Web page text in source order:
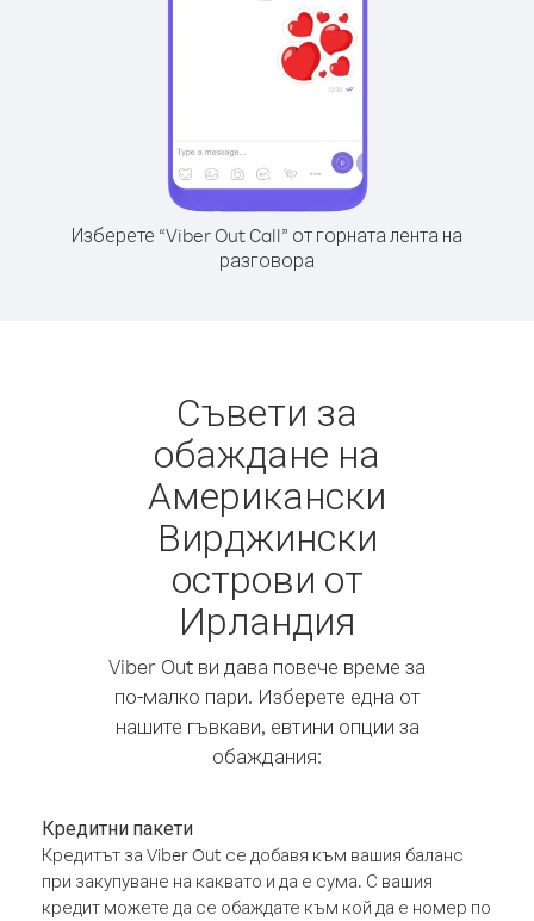
Изберете “Viber Out Call” от горната лента на
разговора
Съвети за
обаждане на
Американски
Вирджински
острови от
Ирландия
Viber Out ви дава повече време за
по-малко пари. Изберете една от
нашите гъвкави, евтини опции за
обаждания:
Кредитни пакети
Кредитът за Viber Out се добавя към вашия баланс
при закупуване на каквато и да е сума. С вашия
кредит можете да се обаждате към кой да е номер по